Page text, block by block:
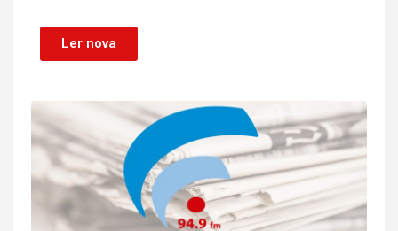
Ler nova